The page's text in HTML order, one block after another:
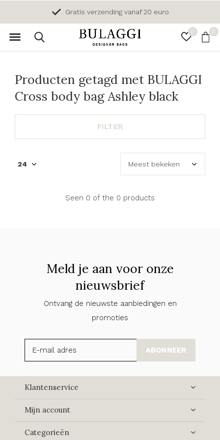
0 0
Gratis verzending vanaf 20 euro
Producten getagd met BULAGGI
Cross body bag Ashley black
FILTER
Seen 0 of the 0 products
Meld je aan voor onze
nieuwsbrief
Ontvang de nieuwste aanbiedingen en
promoties
ABONNEER
Klantenservice
Mijn account
Categorieën